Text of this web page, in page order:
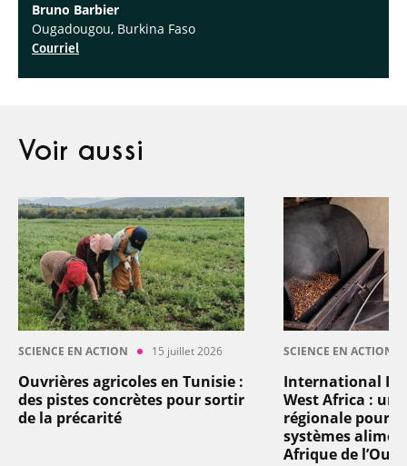
Bruno Barbier
Ougadougou, Burkina Faso
Courriel
Voir aussi
SCIENCE EN ACTION 15 juillet 2026
Ouvrières agricoles en Tunisie :
des pistes concrètes pour sortir
de la précarité
SCIENCE EN ACTION
International
West Africa :
régionale pour
systèmes
Afrique de